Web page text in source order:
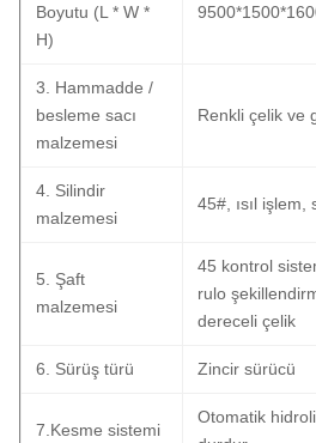
Boyutu (L * W *
H)
3. Hammadde /
besleme sacı
malzemesi
Renkli çelik ve
4. Silindir
malzemesi
45#, ısıl işlem,
5. Şaft
malzemesi
45 kontrol
rulo
dereceli çelik
6. Sürüş türü Zincir sürücü
7.Kesme sistemi
Otomatik